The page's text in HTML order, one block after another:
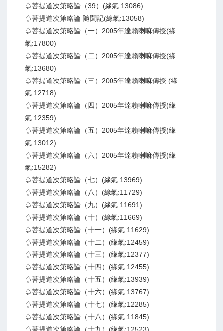
♤菩提道次第略論（39）(緣氣:13086)
♤菩提道次第略論 隨聞記(緣氣:13058)
♤菩提道次第略論（一）2005年達賴喇嘛傳授(緣
氣:17800)
♤菩提道次第略論（二）2005年達賴喇嘛傳授(緣
氣:13680)
♤菩提道次第略論（三）2005年達賴喇嘛傳授 (緣
氣:12718)
♤菩提道次第略論（四）2005年達賴喇嘛傳授(緣
氣:12359)
♤菩提道次第略論（五）2005年達賴喇嘛傳授(緣
氣:13012)
♤菩提道次第略論（六）2005年達賴喇嘛傳授(緣
氣:15282)
♤菩提道次第略論（七）(緣氣:13969)
♤菩提道次第略論（八）(緣氣:11729)
♤菩提道次第略論（九）(緣氣:11691)
♤菩提道次第略論（十）(緣氣:11669)
♤菩提道次第略論（十一）(緣氣:11629)
♤菩提道次第略論（十二）(緣氣:12459)
♤菩提道次第略論（十三）(緣氣:12377)
♤菩提道次第略論（十四）(緣氣:12455)
♤菩提道次第略論（十五）(緣氣:13939)
♤菩提道次第略論（十六）(緣氣:13767)
♤菩提道次第略論（十七）(緣氣:12285)
♤菩提道次第略論（十八）(緣氣:11845)
♤菩提道次第略論（十九）(緣氣:12523)